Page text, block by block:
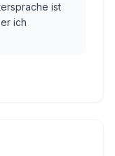
ist
ich